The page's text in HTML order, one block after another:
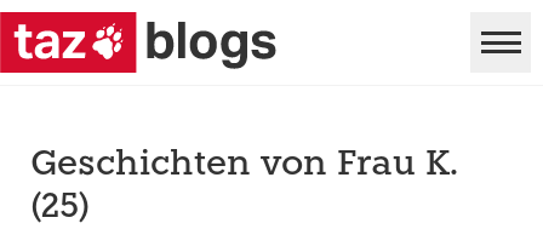
Geschichten von Frau K.
(25)